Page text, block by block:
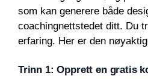
som kan generere både
coachingnettstedet ditt. Du
erfaring. Her er den
Trinn 1: Opprett en gratis